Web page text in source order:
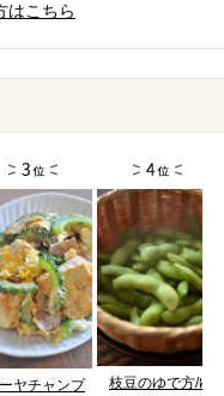
はこちら
ヤチャンプ
枝豆のゆで方/ゆ